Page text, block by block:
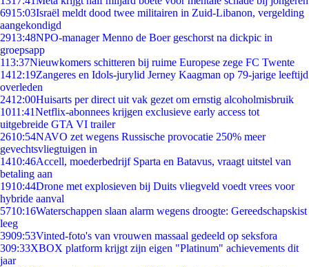
6915:03Israël meldt dood twee militairen in Zuid-Libanon, vergelding
aangekondigd
2913:48NPO-manager Menno de Boer geschorst na dickpic in
groepsapp
113:37Nieuwkomers schitteren bij ruime Europese zege FC Twente
1412:19Zangeres en Idols-jurylid Jerney Kaagman op 79-jarige leeftijd
overleden
2412:00Huisarts per direct uit vak gezet om ernstig alcoholmisbruik
1011:41Netflix-abonnees krijgen exclusieve early access tot
uitgebreide GTA VI trailer
2610:54NAVO zet wegens Russische provocatie 250% meer
gevechtsvliegtuigen in
1410:46Accell, moederbedrijf Sparta en Batavus, vraagt uitstel van
betaling aan
1910:44Drone met explosieven bij Duits vliegveld voedt vrees voor
hybride aanval
5710:16Waterschappen slaan alarm wegens droogte: Gereedschapskist
leeg
3909:53Vinted-foto's van vrouwen massaal gedeeld op seksfora
309:33XBOX platform krijgt zijn eigen "Platinum" achievements dit
jaar